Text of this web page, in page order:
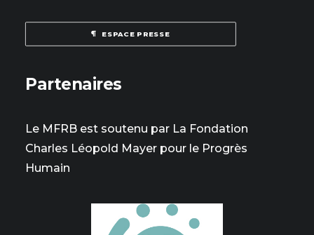
ESPACE PRESSE
Partenaires
Le MFRB est soutenu par La Fondation
Charles Léopold Mayer pour le Progrès
Humain